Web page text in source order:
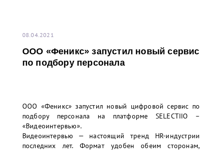
08.04.2021
ООО «Феникс» запустил новый сервис
по подбору персонала
ООО «Феникс» запустил новый цифровой сервис по
подбору персонала на платформе SELECTIIO –
«Видеоинтервью».
Видеоинтервью — настоящий тренд HR-индустрии
последних лет. Формат удобен обеим сторонам,